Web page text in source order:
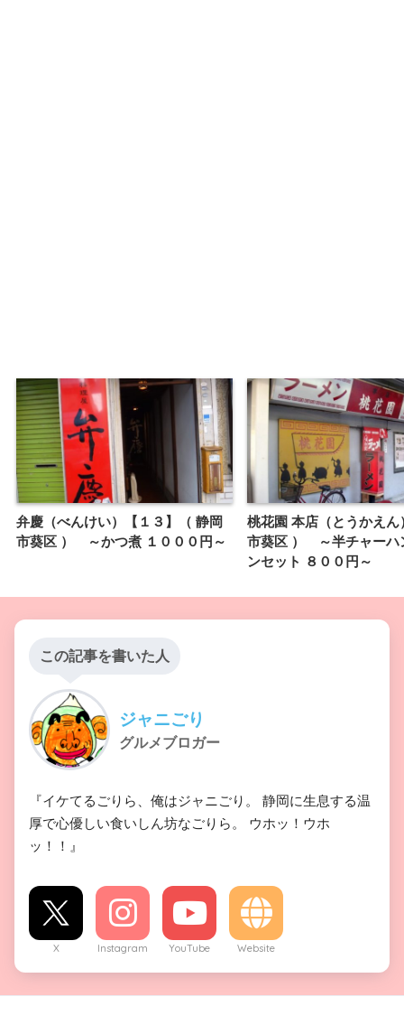
弁慶（べんけい）【１３】（ 静岡
市葵区 ） ～かつ煮 １０００円～
桃花園 本店（とうかえん
市葵区 ） ～半チャーハ
ンセット ８００円～
この記事を書いた人
ジャニごり
グルメブロガー
『イケてるごりら、俺はジャニごり。 静岡に生息する温
厚で心優しい食いしん坊なごりら。 ウホッ！ウホ
ッ！！』
X Instagram YouTube Website